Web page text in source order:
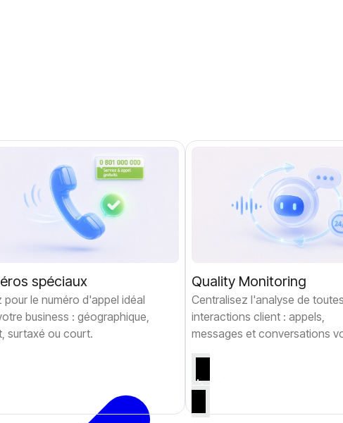
spéciaux
pour le numéro d'appel idéal
business : géographique,
surtaxé ou court.
Quality Monitoring
Centralisez l'analyse de
interactions client : appels,
messages et conversations